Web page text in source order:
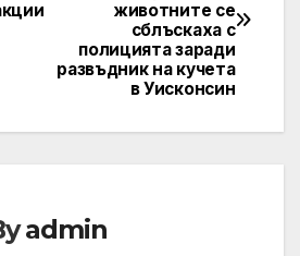
животните се
сблъскаха с
полицията заради
развъдник на кучета
в Уисконсин
admin